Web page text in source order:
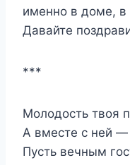
именно в доме, в
Давайте
***
Молодость твоя
А вместе с ней —
Пусть вечным